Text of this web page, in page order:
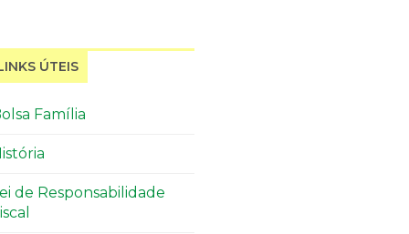
ÚTEIS
Família
de Responsabilidade